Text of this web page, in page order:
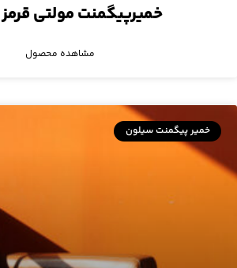
خمیرپیگمنت مولتی قرمز ۸۲۵۴
مشاهده محصول
خمیر پیگمنت سیلون